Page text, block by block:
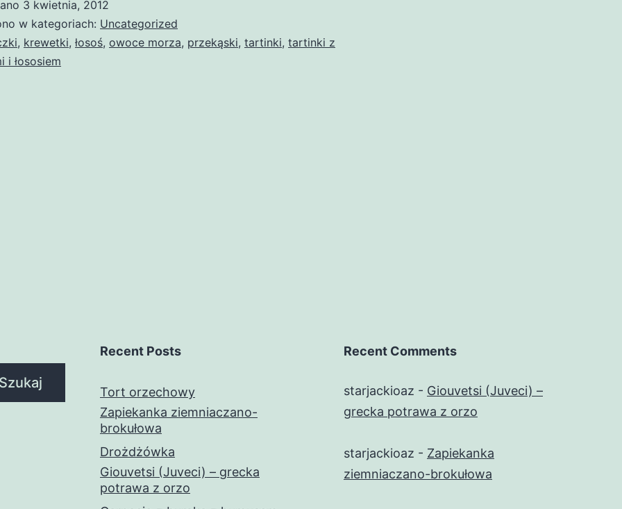
3 kwietnia, 2012
w kategoriach: Uncategorized
, krewetki, łosoś, owoce morza, przekąski, tartinki, tartinki z
i łososiem
Szukaj
Recent Posts
Tort orzechowy
Zapiekanka ziemniaczano-
brokułowa
Drożdżówka
Giouvetsi (Juveci) – grecka
potrawa z orzo
Recent Comments
starjackioaz - Giouvetsi (Juveci) –
grecka potrawa z orzo
starjackioaz - Zapiekanka
ziemniaczano-brokułowa